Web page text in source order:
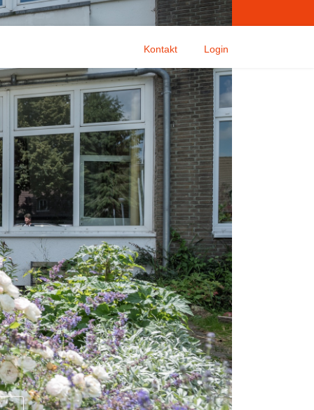
02174/5866
Kontakt Login